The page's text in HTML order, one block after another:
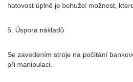
hotovost úplně je bohužel možnost,
5. Úspora nákladů
Se zavedením stroje na počítání
při manipulaci.